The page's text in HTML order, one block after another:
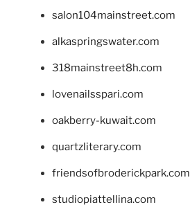
salon104mainstreet.com
alkaspringswater.com
318mainstreet8h.com
lovenailsspari.com
oakberry-kuwait.com
quartzliterary.com
friendsofbroderickpark.com
studiopiattellina.com